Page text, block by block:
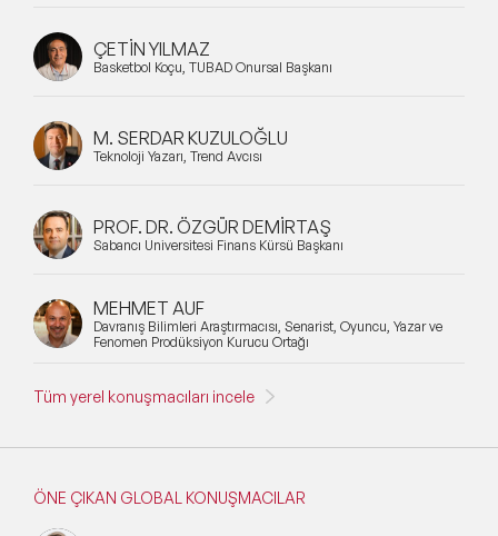
ÇETİN YILMAZ
Basketbol Koçu, TÜBAD Onursal Başkanı
M. SERDAR KUZULOĞLU
Teknoloji Yazarı, Trend Avcısı
PROF. DR. ÖZGÜR DEMİRTAŞ
Sabancı Üniversitesi Finans Kürsü Başkanı
MEHMET AUF
Davranış Bilimleri Araştırmacısı, Senarist, Oyuncu, Yazar ve
Fenomen Prodüksiyon Kurucu Ortağı
Tüm yerel konuşmacıları incele
ÖNE ÇIKAN GLOBAL KONUŞMACILAR
Gastronomi Konuşmacıları
E-Ticaret Konuşmacıları
KVKK Konuşmacıları
Felsefe & Yeni İnsan Halleri Konuşmacıları